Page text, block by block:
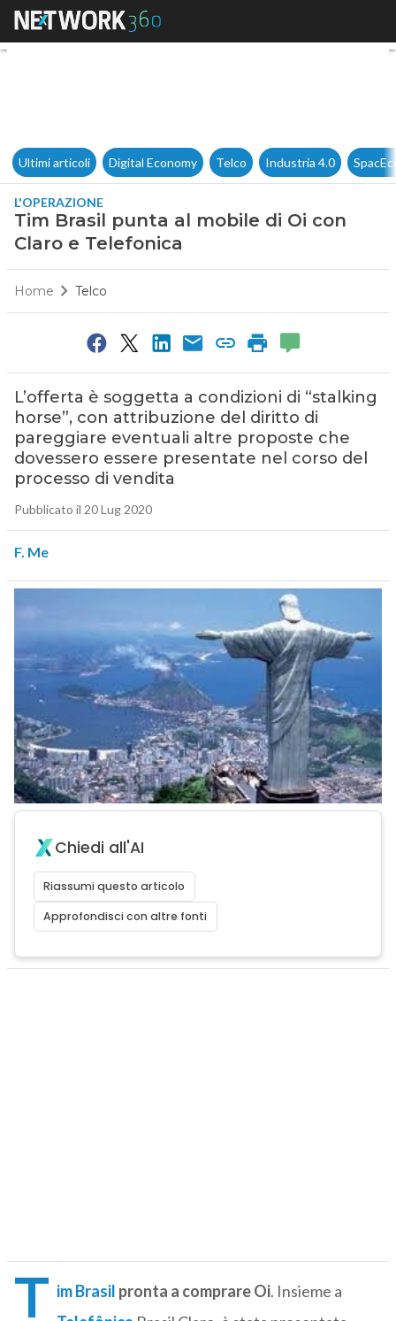
Tim Brasil punta al mobile di
Ultimi articoli Digital Economy Telco Industria 4.0
L'OPERAZIONE
Tim Brasil punta al mobile di Oi con
Claro e Telefonica
Home Telco
L’offerta è soggetta a condizioni di “stalking
horse”, con attribuzione del diritto di
pareggiare eventuali altre proposte che
dovessero essere presentate nel corso del
processo di vendita
Pubblicato il 20 Lug 2020
F. Me
Chiedi all'AI
Riassumi questo articolo
Approfondisci con altre fonti
T im Brasil pronta a comprare Oi. Insieme a